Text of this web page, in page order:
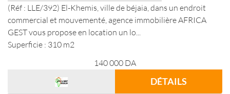
(Réf : LLE/392) El-Khemis, ville de béjaia, dans un endroit
commercial et mouvementé, agence immobilière AFRICA
GEST vous propose en location un lo...
Superficie : 310 m2
140 000 DA
DÉTAILS